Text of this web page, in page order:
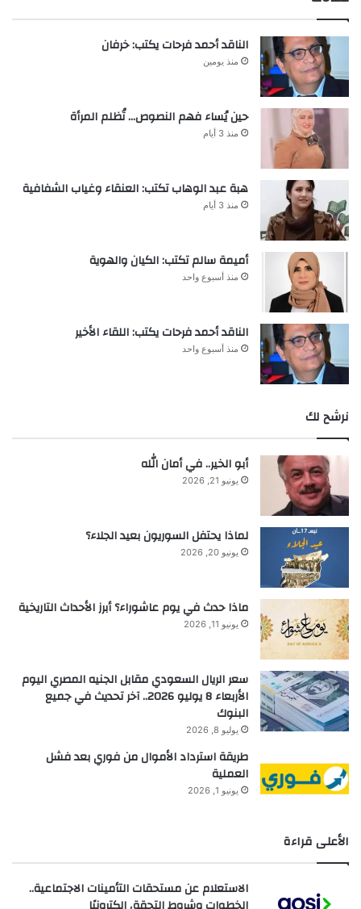
الناقد أحمد فرحات يكتب: خرفان
منذ يومين
حين يُساء فهم النصوص… تُظلم المرأة
منذ 3 أيام
هبة عبد الوهاب تكتب: العنقاء وغياب الشفافية
منذ 3 أيام
أميمة سالم تكتب: الكيان والهوية
منذ أسبوع واحد
الناقد أحمد فرحات يكتب: اللقاء الأخير
منذ أسبوع واحد
نرشح لك
أبو الخير.. في أمان الله
يونيو 21, 2026
لماذا يحتفل السوريون بعيد الجلاء؟
يونيو 20, 2026
ماذا حدث في يوم عاشوراء؟ أبرز الأحداث التاريخية
يونيو 11, 2026
سعر الريال السعودي مقابل الجنيه المصري اليوم
الأربعاء 8 يوليو 2026.. آخر تحديث في جميع
البنوك
يوليو 8, 2026
طريقة استرداد الأموال من فوري بعد فشل
العملية
يونيو 1, 2026
الأعلى قراءة
الاستعلام عن مستحقات التأمينات الاجتماعية..